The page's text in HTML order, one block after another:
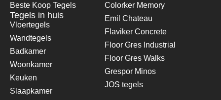
Beste Koop Tegels
Tegels in huis
Vloertegels
Wandtegels
Badkamer
Woonkamer
Keuken
Slaapkamer
Colorker Memory
Emil Chateau
Flaviker Concrete
Floor Gres Industrial
Floor Gres Walks
Grespor Minos
JOS tegels